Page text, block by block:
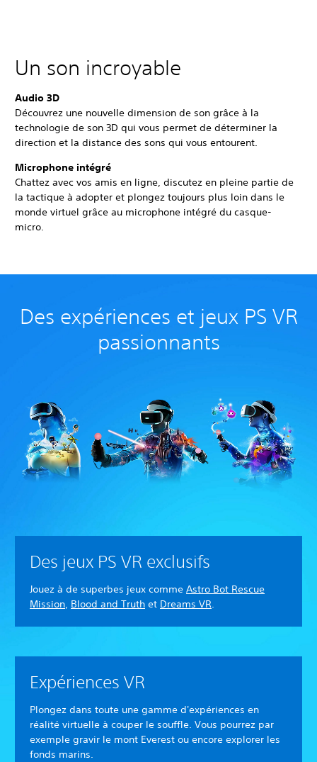
Un son incroyable
Audio 3D
Découvrez une nouvelle dimension de son grâce à la
technologie de son 3D qui vous permet de déterminer la
direction et la distance des sons qui vous entourent.
Microphone intégré
Chattez avec vos amis en ligne, discutez en pleine partie de
la tactique à adopter et plongez toujours plus loin dans le
monde virtuel grâce au microphone intégré du casque-
micro.
Des expériences et jeux PS VR
passionnants
Des jeux PS VR exclusifs
Jouez à de superbes jeux comme Astro Bot Rescue
Mission, Blood and Truth et Dreams VR.
Expériences VR
Plongez dans toute une gamme d'expériences en
réalité virtuelle à couper le souffle. Vous pourrez par
exemple gravir le mont Everest ou encore explorer les
fonds marins.